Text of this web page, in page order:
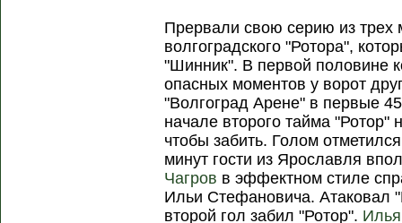
Прервали свою серию из трех
волгоградского "Ротора",
"Шинник". В первой половине
опасных моментов у ворот
"Волгоград Арене" в первые
начале второго тайма "Ротор"
чтобы забить. Голом
минут гости из Ярославля
Чагров в эффектном стиле
Ильи Стефановича. Атаковал
второй гол забил "Ротор".